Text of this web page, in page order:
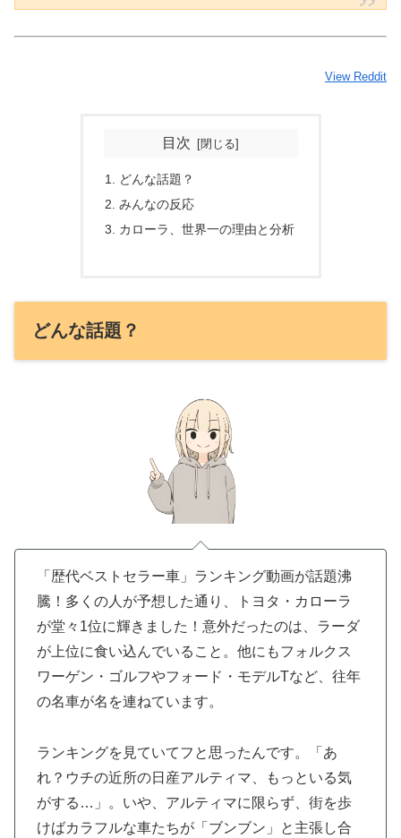
View Reddit
目次
どんな話題？
みんなの反応
カローラ、世界一の理由と分析
どんな話題？
「歴代ベストセラー車」ランキング動画が話題沸
騰！多くの人が予想した通り、トヨタ・カローラ
が堂々1位に輝きました！意外だったのは、ラーダ
が上位に食い込んでいること。他にもフォルクス
ワーゲン・ゴルフやフォード・モデルTなど、往年
の名車が名を連ねています。
ランキングを見ていてフと思ったんです。「あ
れ？ウチの近所の日産アルティマ、もっといる気
がする…」。いや、アルティマに限らず、街を歩
けばカラフルな車たちが「ブンブン」と主張し合